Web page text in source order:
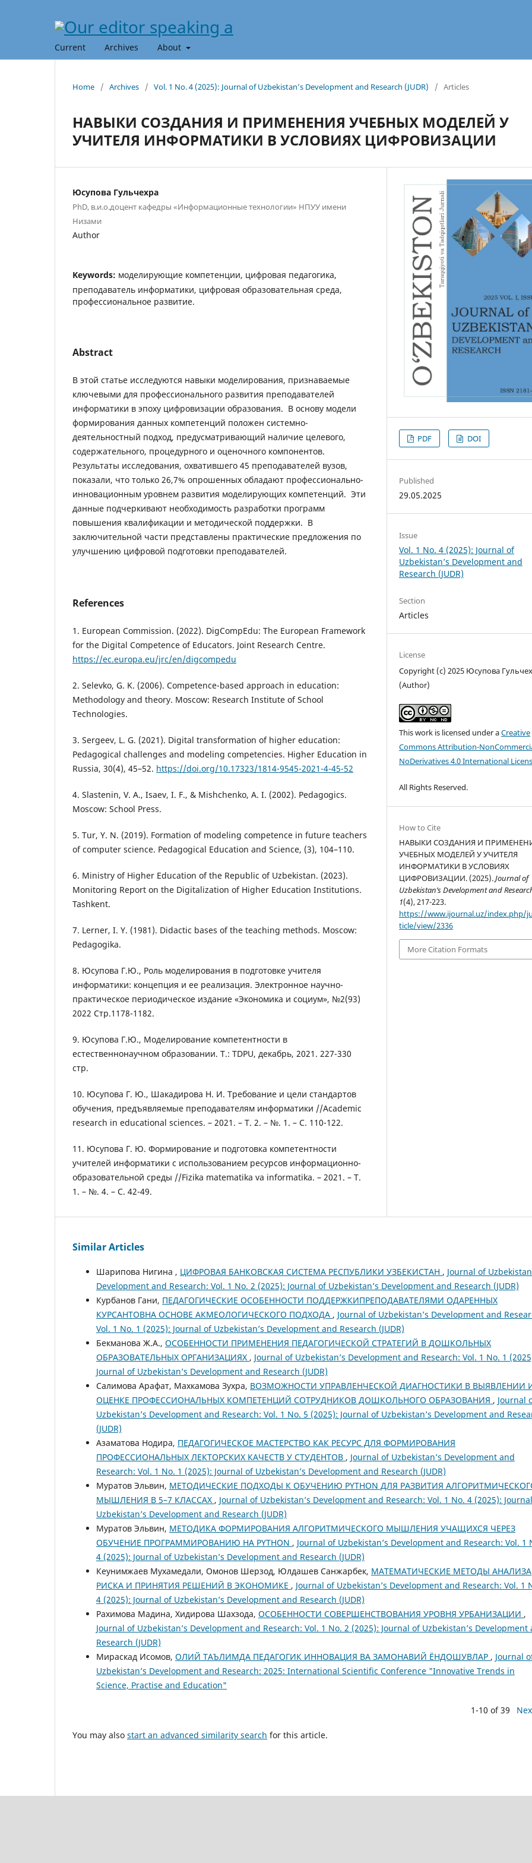
Current Archives About
Home / Archives / Vol. 1 No. 4 (2025): Journal of Uzbekistan’s Development and Research (JUDR) / Articles
НАВЫКИ СОЗДАНИЯ И ПРИМЕНЕНИЯ УЧЕБНЫХ МОДЕЛЕЙ У
УЧИТЕЛЯ ИНФОРМАТИКИ В УСЛОВИЯХ ЦИФРОВИЗАЦИИ
Юсупова Гульчехра
PhD, в.и.о.доцент кафедры «Информационные технологии» НПУУ имени
Низами
Author
Keywords: моделирующие компетенции, цифровая педагогика,
преподаватель информатики, цифровая образовательная среда,
профессиональное развитие.
Abstract
В этой статье исследуются навыки моделирования, признаваемые
ключевыми для профессионального развития преподавателей
информатики в эпоху цифровизации образования. В основу модели
формирования данных компетенций положен системно-
деятельностный подход, предусматривающий наличие целевого,
содержательного, процедурного и оценочного компонентов.
Результаты исследования, охватившего 45 преподавателей вузов,
показали, что только 26,7% опрошенных обладают профессионально-
инновационным уровнем развития моделирующих компетенций. Эти
данные подчеркивают необходимость разработки программ
повышения квалификации и методической поддержки. В
заключительной части представлены практические предложения по
улучшению цифровой подготовки преподавателей.
References
1. European Commission. (2022). DigCompEdu: The European Framework
for the Digital Competence of Educators. Joint Research Centre.
https://ec.europa.eu/jrc/en/digcompedu
2. Selevko, G. K. (2006). Competence-based approach in education:
Methodology and theory. Moscow: Research Institute of School
Technologies.
3. Sergeev, L. G. (2021). Digital transformation of higher education:
Pedagogical challenges and modeling competencies. Higher Education in
Russia, 30(4), 45–52. https://doi.org/10.17323/1814-9545-2021-4-45-52
4. Slastenin, V. A., Isaev, I. F., & Mishchenko, A. I. (2002). Pedagogics.
Moscow: School Press.
5. Tur, Y. N. (2019). Formation of modeling competence in future teachers
of computer science. Pedagogical Education and Science, (3), 104–110.
6. Ministry of Higher Education of the Republic of Uzbekistan. (2023).
Monitoring Report on the Digitalization of Higher Education Institutions.
Tashkent.
7. Lerner, I. Y. (1981). Didactic bases of the teaching methods. Moscow:
Pedagogika.
8. Юсупова Г.Ю., Роль моделирования в подготовке учителя
информатики: концепция и ее реализация. Электронное научно-
практическое периодическое издание «Экономика и социум», №2(93)
2022 Стр.1178-1182.
9. Юсупова Г.Ю., Моделирование компетентности в
естественнонаучном образовании. T.: TDPU, декабрь, 2021. 227-330
стр.
10. Юсупова Г. Ю., Шакадирова Н. И. Требование и цели стандартов
обучения, предъявляемые преподавателям информатики //Academic
research in educational sciences. – 2021. – Т. 2. – №. 1. – С. 110-122.
11. Юсупова Г. Ю. Формирование и подготовка компетентности
учителей информатики с использованием ресурсов информационно-
образовательной среды //Fizika matematika va informatika. – 2021. – Т.
1. – №. 4. – С. 42-49.
PDF DOI
Published
29.05.2025
Issue
Vol. 1 No. 4 (2025): Journal of
Uzbekistan’s Development and
Research (JUDR)
Section
Articles
License
Copyright (c) 2025 Юсупова
(Author)
This work is licensed under aCreative
Commons Attribution-
NoDerivatives 4.0 International
All Rights Reserved.
How to Cite
НАВЫКИ СОЗДАНИЯ И
УЧЕБНЫХ МОДЕЛЕЙ У УЧИТЕЛЯ
ИНФОРМАТИКИ В УСЛОВИЯХ
ЦИФРОВИЗАЦИИ. (2025).Journal of
Uzbekistan’s Development and
1(4), 217-223.
https://www.ijournal.uz/index.php/
ticle/view/2336
More Citation Formats
Similar Articles
Шарипова Нигина , ЦИФРОВАЯ БАНКОВСКАЯ СИСТЕМА РЕСПУБЛИКИ УЗБЕКИСТАН , Journal of
Development and Research: Vol. 1 No. 2 (2025): Journal of Uzbekistan’s Development and Research (JUDR)
Курбанов Гани, ПЕДАГОГИЧЕСКИЕ ОСОБЕННОСТИ ПОДДЕРЖКИПРЕПОДАВАТЕЛЯМИ ОДАРЕННЫХ
КУРСАНТОВНА ОСНОВЕ АКМЕОЛОГИЧЕСКОГО ПОДХОДА , Journal of Uzbekistan’s Development and
Vol. 1 No. 1 (2025): Journal of Uzbekistan’s Development and Research (JUDR)
Бекманова Ж.А., ОСОБЕННОСТИ ПРИМЕНЕНИЯ ПЕДАГОГИЧЕСКОЙ СТРАТЕГИЙ В ДОШКОЛЬНЫХ
ОБРАЗОВАТЕЛЬНЫХ ОРГАНИЗАЦИЯХ , Journal of Uzbekistan’s Development and Research: Vol. 1 No. 1
Journal of Uzbekistan’s Development and Research (JUDR)
Салимова Арафат, Махкамова Зухра, ВОЗМОЖНОСТИ УПРАВЛЕНЧЕСКОЙ ДИАГНОСТИКИ В ВЫЯВЛЕНИИ
ОЦЕНКЕ ПРОФЕССИОНАЛЬНЫХ КОМПЕТЕНЦИЙ СОТРУДНИКОВ ДОШКОЛЬНОГО ОБРАЗОВАНИЯ , Journal
Uzbekistan’s Development and Research: Vol. 1 No. 5 (2025): Journal of Uzbekistan’s Development and
(JUDR)
Азаматова Нодира, ПЕДАГОГИЧЕСКОЕ МАСТЕРСТВО КАК РЕСУРС ДЛЯ ФОРМИРОВАНИЯ
ПРОФЕССИОНАЛЬНЫХ ЛЕКТОРСКИХ КАЧЕСТВ У СТУДЕНТОВ , Journal of Uzbekistan’s Development and
Research: Vol. 1 No. 1 (2025): Journal of Uzbekistan’s Development and Research (JUDR)
Муратов Эльвин, МЕТОДИЧЕСКИЕ ПОДХОДЫ К ОБУЧЕНИЮ PYTHON ДЛЯ РАЗВИТИЯ
МЫШЛЕНИЯ В 5–7 КЛАССАХ , Journal of Uzbekistan’s Development and Research: Vol. 1 No. 4 (2025):
Uzbekistan’s Development and Research (JUDR)
Муратов Эльвин, МЕТОДИКА ФОРМИРОВАНИЯ АЛГОРИТМИЧЕСКОГО МЫШЛЕНИЯ УЧАЩИХСЯ ЧЕРЕЗ
ОБУЧЕНИЕ ПРОГРАММИРОВАНИЮ НА PYTHON , Journal of Uzbekistan’s Development and Research: Vol. 1
4 (2025): Journal of Uzbekistan’s Development and Research (JUDR)
Кеунимжаев Мухамедали, Омонов Шерзод, Юлдашев Санжарбек, МАТЕМАТИЧЕСКИЕ МЕТОДЫ АНАЛИЗА
РИСКА И ПРИНЯТИЯ РЕШЕНИЙ В ЭКОНОМИКЕ , Journal of Uzbekistan’s Development and Research: Vol. 1
4 (2025): Journal of Uzbekistan’s Development and Research (JUDR)
Рахимова Мадина, Хидирова Шахзода, ОСОБЕННОСТИ СОВЕРШЕНСТВОВАНИЯ УРОВНЯ УРБАНИЗАЦИИ ,
Journal of Uzbekistan’s Development and Research: Vol. 1 No. 2 (2025): Journal of Uzbekistan’s Development
Research (JUDR)
Мираскад Исомов, ОЛИЙ ТАЪЛИМДА ПЕДАГОГИК ИННОВАЦИЯ ВА ЗАМОНАВИЙ ЁНДОШУВЛАР , Journal
Uzbekistan’s Development and Research: 2025: International Scientific Conference "Innovative Trends in
Science, Practise and Education"
1-10 of 39
You may also start an advanced similarity search for this article.